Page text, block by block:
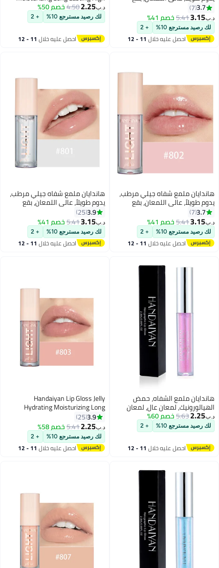
13
خفيفة، لامع للغاية، بلسم زيت ملون،
معالجة الشفاه، توهج زجاجي،
لمعان، مكياج، لون مشرق، رافع،
العناية بالشفاه للنساء والفتيات
3.7
7
د.ب‏3.15
5.41خصم 41%
لك رصيد مسترجع 10% + 2
احصل عليه خلال 11 - 12
اغسطس
12
Glossy Jelly Lip Stain Super Gloss
Balm Oil Tinted Treatment Lip
Glow Glass Shine Glitter Makeup
Beauty Colored Bright
Lifter For Women Girls
د.ب‏2.25
4.50خصم 50%
لك رصيد مسترجع 10% + 2
احصل عليه خلال 11 - 12
اغسطس
13
هاندايان ملمع شفاه جيلي مرطب،
يدوم طويلاً، عالي اللمعان، بقع
خفيفة، لامع للغاية، بلسم زيت ملون،
معالجة الشفاه، توهج زجاجي،
لمعان، مكياج، لون مشرق، رافع،
العناية بالشفاه للنساء والفتيات
3.7
7
د.ب‏3.15
5.41خصم 41%
لك رصيد مسترجع 10% + 2
احصل عليه خلال 11 - 12
13
هاندايان ملمع شفاه جيلي مرطب،
يدوم طويلاً، عالي اللمعان، بقع
خفيفة، لامع للغاية، بلسم زيت ملون،
معالجة الشفاه، توهج زجاجي،
لمعان، مكياج، لون مشرق، رافع،
العناية بالشفاه للنساء والفتيات
3.9
25
د.ب‏3.15
5.41خصم 41%
لك رصيد مسترجع 10% + 2
احصل عليه خلال 11 - 12
7
هاندايان ملمع الشفاه، حمض
الهيالورونيك، لمعان عالٍ، لمعان
فائق، لون غير لزج، زيت وصمة عار،
أحمر الشفاه السائل، بريق رافع، يدوم
طويلاً، مقاوم للماء، مرطب للنساء
والفتيات
د.ب‏2.25
5.63خصم 60%
لك رصيد مسترجع 10% + 2
احصل عليه خلال 11 - 12
13
Handaiyan Lip Gloss Jelly
Hydrating Moisturizing Long
Lasting High Glossy Light Stain
Super Shiny Balm Oil Tinted
Treatment Lips Glow Glass Shine
Makeup Color Bright Lifter Lip Care
For Women Girls
3.9
25
د.ب‏2.25
5.41خصم 58%
لك رصيد مسترجع 10% + 2
احصل عليه خلال 11 - 12